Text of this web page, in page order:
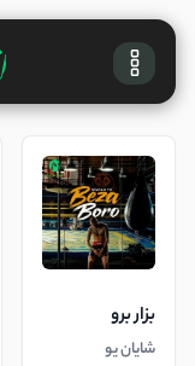
بزار برو
شایان یو